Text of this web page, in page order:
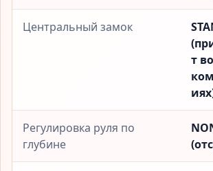
Центральный замок
т
Регулировка руля по
глубине